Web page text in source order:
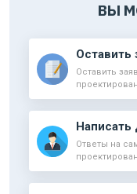
ВЫ
Оставить
Оставить
Написать
Ответы на